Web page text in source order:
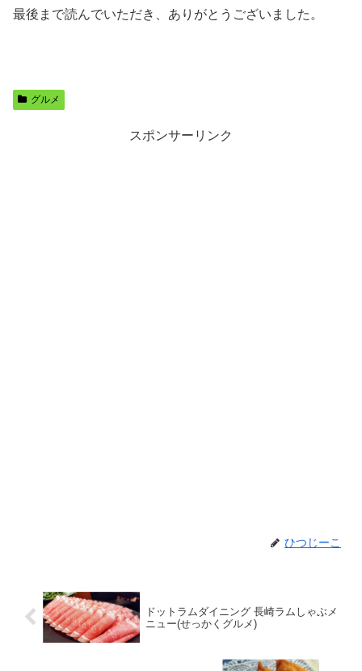
最後まで読んでいただき、ありがとうございました。
グルメ
スポンサーリンク
ひつじーこ
ドットラムダイニング 長崎ラムしゃぶメ
ニュー(せっかくグルメ)